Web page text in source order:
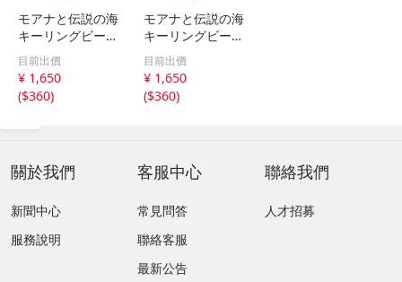
モアナと伝説の海
キーリングビーズ
キーホルダー 実
写ディズニー
目前出價
¥ 1,650
($360)
モアナと伝説の海
キーリングビーズ
キーホルダー 実
写ディズニー
目前出價
¥ 1,650
($360)
關於我們
新聞中心
服務說明
客服中心
常見問答
聯絡客服
最新公告
聯絡我們
人才招募